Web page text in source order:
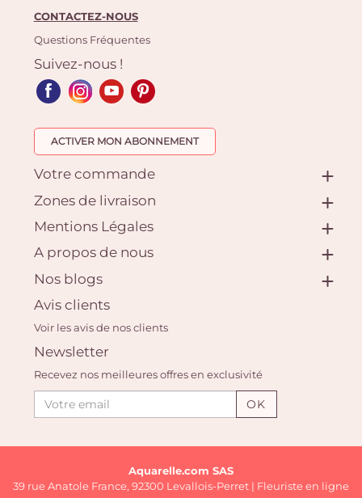
CONTACTEZ-NOUS
Questions Fréquentes
Suivez-nous !
ACTIVER MON ABONNEMENT
Votre commande
Zones de livraison
Mentions Légales
A propos de nous
Nos blogs
Avis clients
Voir les avis de nos clients
Newsletter
Recevez nos meilleures offres en exclusivité
OK
Aquarelle.com SAS
39 rue Anatole France, 92300 Levallois-Perret | Fleuriste en ligne